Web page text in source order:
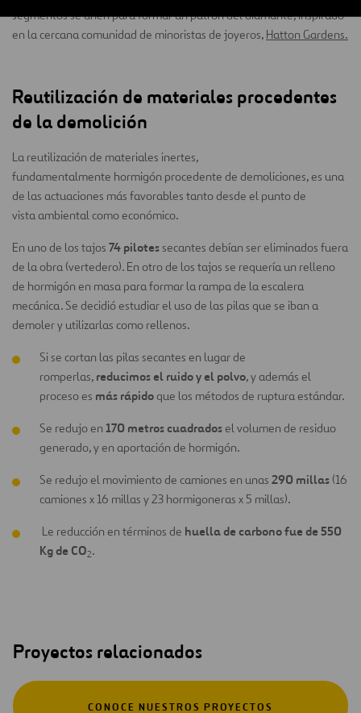
segmentos se unen para formar un patrón del diamante, inspirado
en la cercana comunidad de minoristas de joyeros, Hatton Gardens.
Reutilización de materiales procedentes
de la demolición
La reutilización de materiales inertes,
fundamentalmente hormigón procedente de demoliciones, es una
de las actuaciones más favorables tanto desde el punto de
vista ambiental como económico.
En uno de los tajos 74 pilotessecantes debían ser eliminados fuera
de la obra (vertedero). En otro de los tajos se requería un relleno
de hormigón en masa para formar la rampa de la escalera
mecánica. Se decidió estudiar el uso de las pilas que se iban a
demoler y utilizarlas como rellenos.
Si se cortan las pilas secantes en lugar de
romperlas, reducimos el ruido y el polvo, y además el
proceso es más rápidoque los métodos de ruptura estándar.
Se redujo en 170 metros cuadrados el volumen de residuo
generado, y en aportación de hormigón.
Se redujo el movimiento de camiones en unas 290 millas (16
camiones x 16 millas y 23 hormigoneras x 5 millas).
Le reducción en términos de huella de carbono fue de 550
Kg de CO2.
Proyectos relacionados
CONOCE NUESTROS PROYECTOS